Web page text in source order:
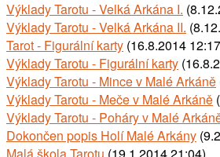
Výklady Tarotu - Velká Arkána I.
Výklady Tarotu - Velká Arkána II.
Tarot - Figurální karty (16.8.2014
Výklady Tarotu - Figurální karty
Výklady Tarotu - Mince v Malé Arkáně
Výklady Tarotu - Meče v Malé Arkáně
Výklady Tarotu - Poháry v Malé
Dokončen popis Holí Malé Arkány